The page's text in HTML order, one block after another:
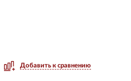
Добавить к сравнению